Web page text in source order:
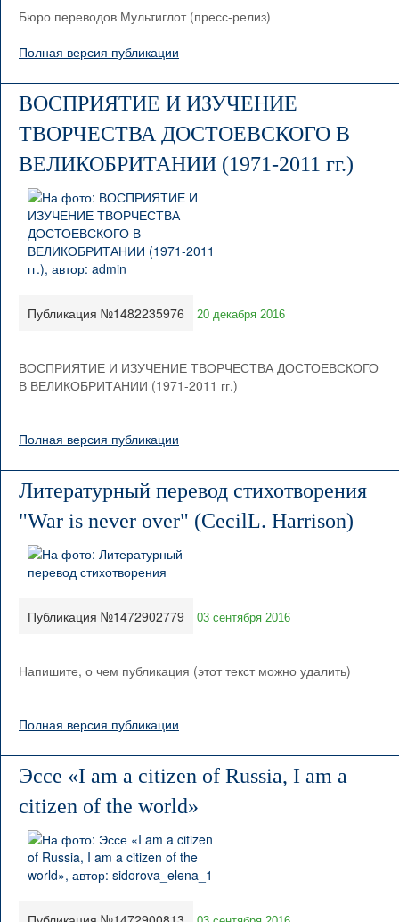
Бюро переводов Мультиглот (пресс-релиз)
Полная версия публикации
ВОСПРИЯТИЕ И ИЗУЧЕНИЕ
ТВОРЧЕСТВА ДОСТОЕВСКОГО В
ВЕЛИКОБРИТАНИИ (1971-2011 гг.)
Публикация №1482235976 20 декабря 2016
ВОСПРИЯТИЕ И ИЗУЧЕНИЕ ТВОРЧЕСТВА ДОСТОЕВСКОГО
В ВЕЛИКОБРИТАНИИ (1971-2011 гг.)
Полная версия публикации
Литературный перевод стихотворения
"War is never over" (CecilL. Harrison)
Публикация №1472902779 03 сентября 2016
Напишите, о чем публикация (этот текст можно удалить)
Полная версия публикации
Эссе «I am a citizen of Russia, I am a
citizen of the world»